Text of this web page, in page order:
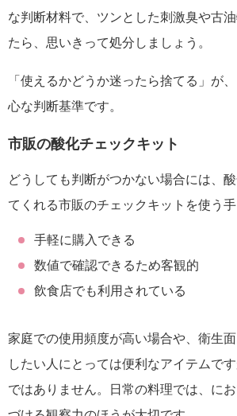
な判断材料で、ツンとした刺激臭や古
たら、思いきって処分しましょう。
「使えるかどうか迷ったら捨てる」が
心な判断基準です。
市販の酸化チェックキット
どうしても判断がつかない場合には、
てくれる市販のチェックキットを使う手
手軽に購入できる
数値で確認できるため客観的
飲食店でも利用されている
家庭での使用頻度が高い場合や、衛生
したい人にとっては便利なアイテムで
ではありません。日常の料理では、に